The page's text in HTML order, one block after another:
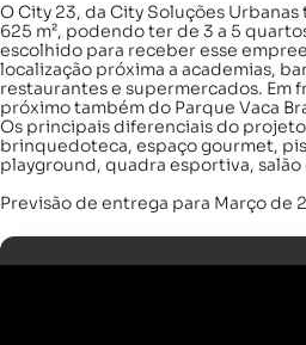
O City 23, da City Soluções
625 m², podendo ter de 3 a 5
escolhido para receber esse
localização próxima a academias,
restaurantes e supermercados. Em
próximo também do Parque Vaca
Os principais diferenciais do projeto
brinquedoteca, espaço gourmet,
playground, quadra esportiva, salão
Previsão de entrega para Março de